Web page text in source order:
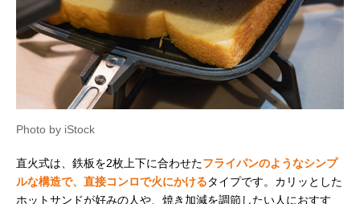
Photo by iStock
直火式は、鉄板を2枚上下に合わせたフライパンのようなシンプ
ルな構造で、直接コンロで火にかけるタイプです。カリッとした
ホットサンドが好みの人や、焼き加減を調節したい人におすす